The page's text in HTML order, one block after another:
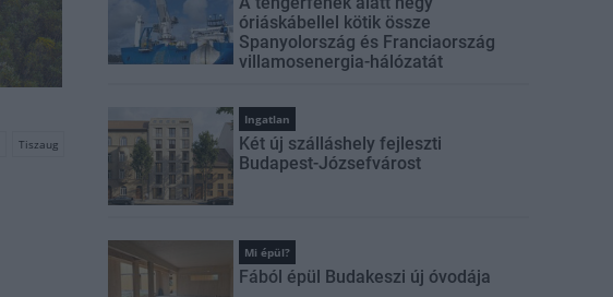
Tiszaug
óriáskábellel kötik össze
Spanyolország és Franciaország
villamosenergia-hálózatát
Ingatlan
Két új szálláshely fejleszti
Budapest-Józsefvárost
Mi épül?
Fából épül Budakeszi új óvodája